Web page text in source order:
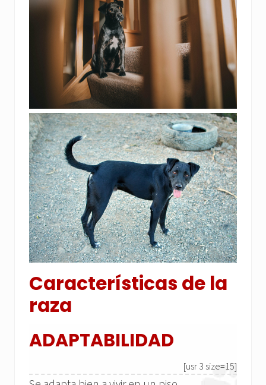
Características de la
raza
ADAPTABILIDAD
[usr 3 size=15]